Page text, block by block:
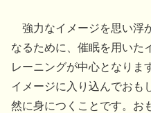
強力なイメージを思い浮
なるために、催眠を用いた
レーニングが中心となりま
イメージに入り込んでおも
然に身につくことです。お